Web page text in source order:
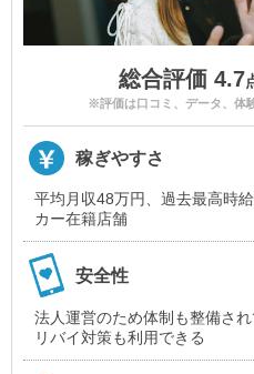
総合評価 4.7
※評価は口コミ、データ、体
稼ぎやすさ
平均月収48万円、過去最高時
カー在籍店舗
安全性
法人運営のため体制も整備さ
リバイ対策も利用できる